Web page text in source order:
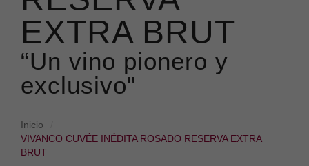
EXTRA BRUT
“Un vino pionero y
exclusivo"
Inicio
VIVANCO CUVÉE INÉDITA ROSADO RESERVA EXTRA
BRUT